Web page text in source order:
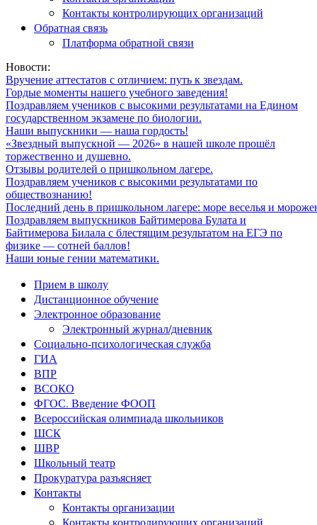
Контакты контролирующих организаций
Обратная связь
Платформа обратной связи
Новости:
Вручение аттестатов с отличием: путь к звездам.
Гордые моменты нашего учебного заведения!
Поздравляем учеников с высокими результатами на Едином
государственном экзамене по биологии.
Наши выпускники — наша гордость!
«Звездный выпускной — 2026» в нашей школе прошёл
торжественно и душевно.
Отзывы родителей о пришкольном лагере.
Поздравляем учеников с высокими результатами по
обществознанию!
Последний день в пришкольном лагере: море веселья и
Поздравляем выпускников Байтимерова Булата и
Байтимерова Билала с блестящим результатом на ЕГЭ по
физике — сотней баллов!
Наши юные гении математики.
Прием в школу
Дистанционное обучение
Электронное образование
Электронный журнал/дневник
Социально-психологическая служба
ГИА
ВПР
ВСОКО
ФГОС. Введение ФООП
Всероссийская олимпиада школьников
ШСК
ШВР
Школьный театр
Прокуратура разъясняет
Контакты
Контакты организации
Контакты контролирующих организаций